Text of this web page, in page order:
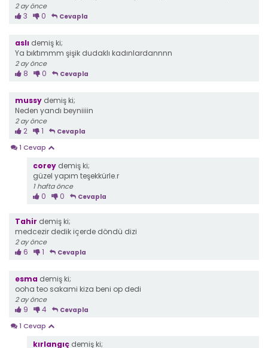
2 ay önce
3 0 Cevapla
aslı demiş ki;
Ya bıktımmm şişik dudaklı kadınlardannnn
2 ay önce
8 0 Cevapla
mussy demiş ki;
Neden yandı beyniiiin
2 ay önce
2 1 Cevapla
1 Cevap
corey demiş ki;
güzel yapım teşekkürle.r
1 hafta önce
0 0 Cevapla
Tahir demiş ki;
medcezir dedik içerde döndü dizi
2 ay önce
6 1 Cevapla
esma demiş ki;
ooha teo sakami kiza beni op dedi
2 ay önce
9 4 Cevapla
1 Cevap
kırlangıç demiş ki;